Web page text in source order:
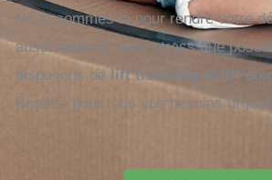
Nous sommes là pour rendre votre
aussi facile et sans stress que
disposons de lift tractable et lift
Boneffe pour tous vos besoins